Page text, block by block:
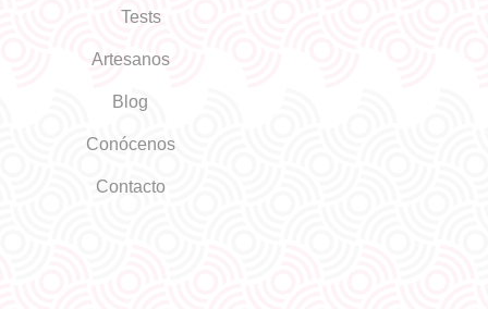
Tests
Artesanos
Blog
Conócenos
Contacto